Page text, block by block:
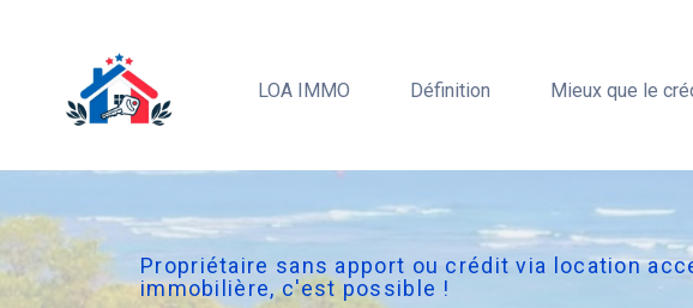
LOA IMMO Définition Mieux que le
Propriétaire sans apport ou crédit via location
immobilière, c'est possible !